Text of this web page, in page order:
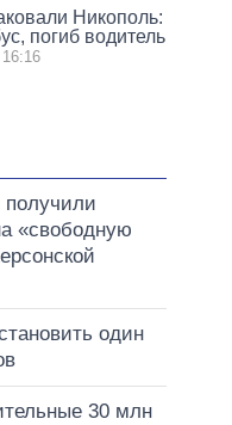
Никополь:
погиб водитель
получили
«свободную
один
30 млн